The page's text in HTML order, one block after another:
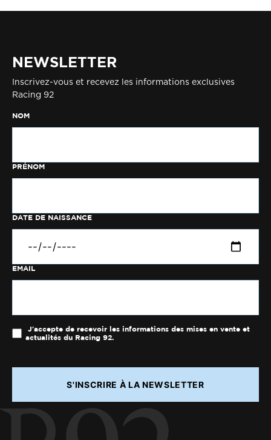
NEWSLETTER
Inscrivez-vous et recevez les informations exclusives
Racing 92
NOM
PRÉNOM
DATE DE NAISSANCE
EMAIL
J'accepte de recevoir les informations des mises en vente et
actualités du Racing 92.
S'INSCRIRE À LA NEWSLETTER